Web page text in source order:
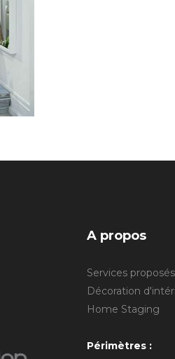
A propos
Services
Décoration
Home Staging
Périmètres :